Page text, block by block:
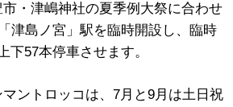
・津嶋神社の夏季例大祭に合わせ
津島ノ宮」駅を臨時開設し、臨時
下57本停車させます。
ントロッコは、7月と9月は土日祝